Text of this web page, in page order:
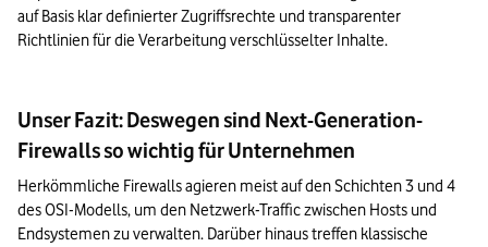
auf Basis klar definierter Zugriffsrechte und transparenter
Richtlinien für die Verarbeitung verschlüsselter Inhalte.
Unser Fazit: Deswegen sind Next-Generation-
Firewalls so wichtig für Unternehmen
Herkömmliche Firewalls agieren meist auf den Schichten 3 und 4
des OSI-Modells, um den Netzwerk-Traffic zwischen Hosts und
Endsystemen zu verwalten. Darüber hinaus treffen klassische